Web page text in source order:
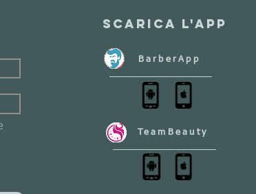
Scarica l'app
BarberApp
TeamBeauty